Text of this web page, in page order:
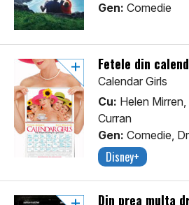
Gen: Comedie
Fetele din
Calendar Girls
Cu: Helen
Curran
Gen: Comedie,
Disney+
Din prea multa